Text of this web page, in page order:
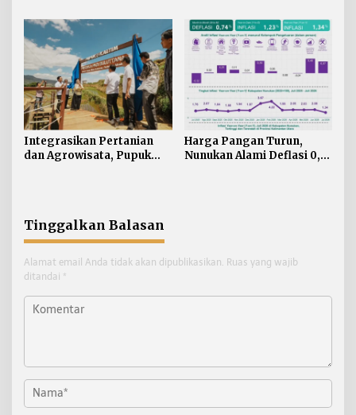
Fuel Terminal Tarakan
Integrasikan Pertanian
dan Agrowisata, Pupuk
Harga Pangan Turun,
Nunukan Alami Deflasi 0,74
Tinggalkan Balasan
Alamat email Anda tidak akan dipublikasikan. Ruas yang wajib
ditandai *